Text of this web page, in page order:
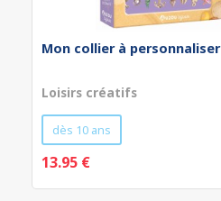
Mon collier à personnaliser
Loisirs créatifs
dès 10 ans
13.95 €